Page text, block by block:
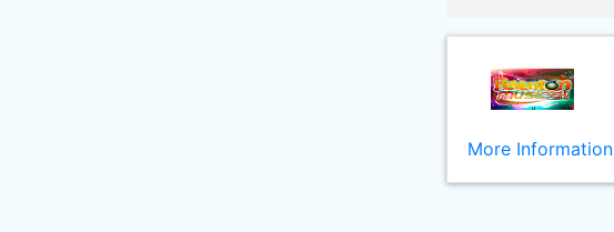
More Information